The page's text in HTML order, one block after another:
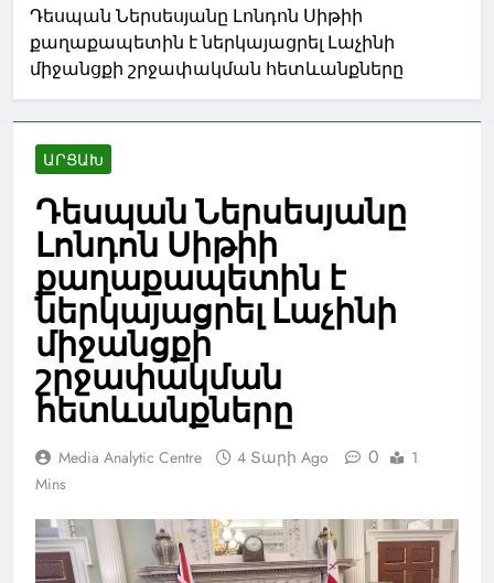
Դեսպան Ներսեսյանը Լոնդոն Սիթիի
քաղաքապետին է ներկայացրել Լաչինի
միջանցքի շրջափակման հետևանքները
ԱՐՑԱԽ
Դեսպան Ներսեսյանը
Լոնդոն Սիթիի
քաղաքապետին է
ներկայացրել Լաչինի
միջանցքի
շրջափակման
հետևանքները
Media Analytic Centre 4 Տարի Ago 0
1
Mins